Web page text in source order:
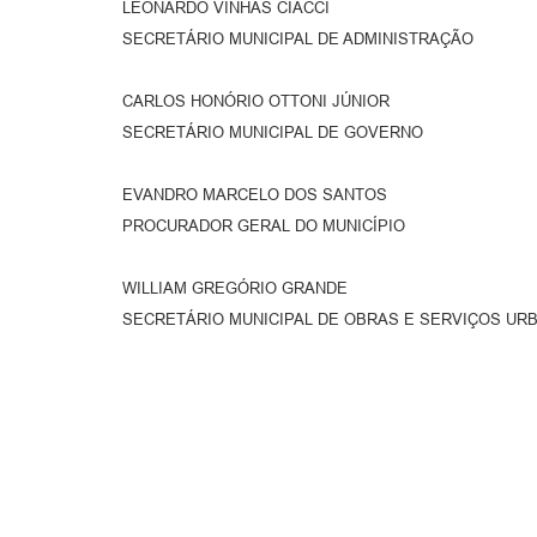
LEONARDO VINHAS CIACCI
SECRETÁRIO MUNICIPAL DE ADMINISTRAÇÃO
CARLOS HONÓRIO OTTONI JÚNIOR
SECRETÁRIO MUNICIPAL DE GOVERNO
EVANDRO MARCELO DOS SANTOS
PROCURADOR GERAL DO MUNICÍPIO
WILLIAM GREGÓRIO GRANDE
SECRETÁRIO MUNICIPAL DE OBRAS E SERVIÇOS